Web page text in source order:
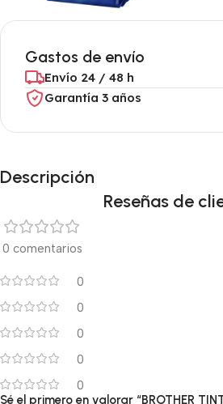
Gastos de envío
Envío 24 / 48 h
Garantía 3 años
Descripción
Reseñas de
0 comentarios
0
0
0
0
0
Sé el primero en valorar “BROTHER